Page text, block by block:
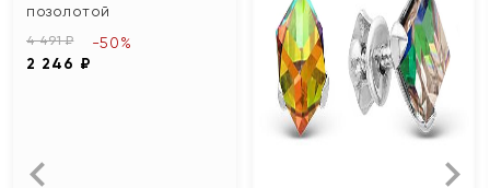
позолотой
4 491 ₽
2 246 ₽
-50%